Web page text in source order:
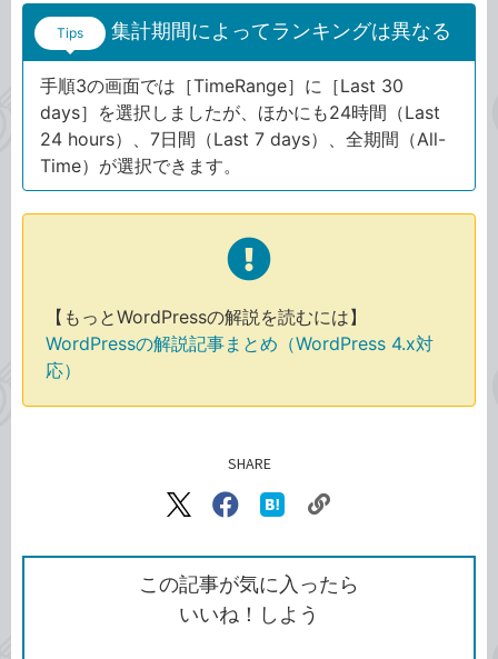
Tips 集計期間によってランキングは異なる
手順3の画面では［TimeRange］に［Last 30
days］を選択しましたが、ほかにも24時間（Last
24 hours）、7日間（Last 7 days）、全期間（All-
Time）が選択できます。
【もっとWordPressの解説を読むには】
WordPressの解説記事まとめ（WordPress 4.x対
応）
SHARE
X（旧
で
シ
ェ
ア
Facebook
シ
ェ
ア
な
ブ
ッ
ク
ク
を
コ
この記事が気に入ったら
いいね！しよう